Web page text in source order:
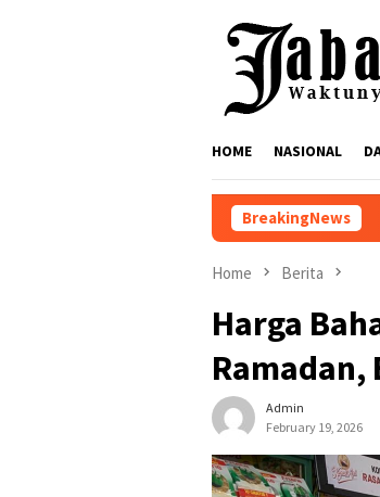
HOME NASIONAL
BreakingNews
Nikmati
Home Berita
Harga
Ramadan,
Admin
February 19, 2026